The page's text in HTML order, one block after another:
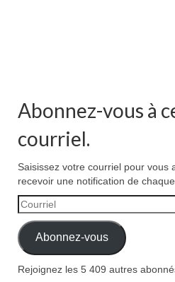
Abonnez-vous à
courriel.
Saisissez votre courriel pour vous
recevoir une notification de
Courriel
Abonnez-vous
Rejoignez les 5 409 autres